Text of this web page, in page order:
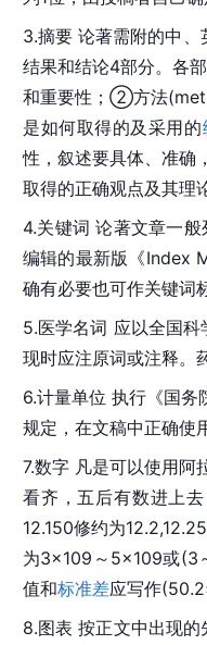
3.摘要 论著需附的中
结果和结论4部分。各
和重要性；②方法
是如何取得的及采用的
性，叙述要具体、准
取得的正确观点及其理
4.关键词 论著文章一
编辑的最新版《Index
确有必要也可作关键词
5.医学名词 应以全国
现时应注原词或注释。
6.计量单位 执行《国
规定，在文稿中正确使
7.数字 凡是可以使用阿
看齐，五后有数进上
12.150修约为
为3×109～5×109或(3
值和标准差应写作
8.图表 按正文中出现